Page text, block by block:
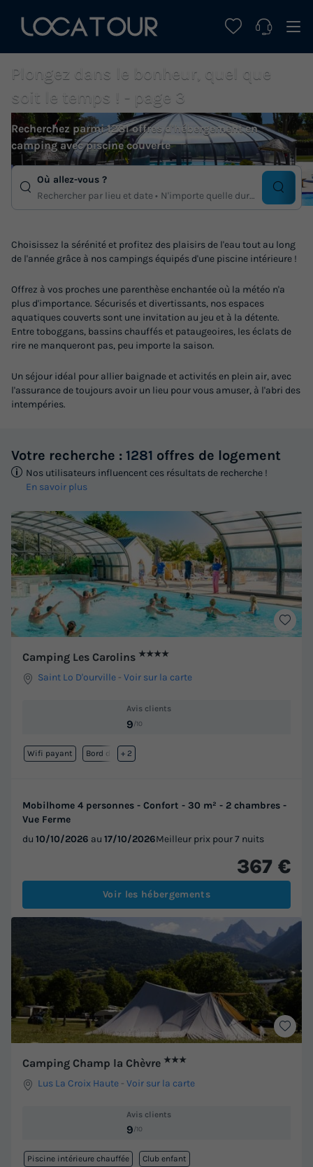
Plongez dans le bonheur, quel que
soit le temps ! - page 3
Recherchez parmi 1281 offres d'hébergement en
camping avec piscine couverte
Où allez-vous ?
Rechercher par lieu et date
N'importe quelle duree
Choisissez la sérénité et profitez des plaisirs de l'eau tout au long
de l'année grâce à nos campings équipés d'une piscine intérieure !
Offrez à vos proches une parenthèse enchantée où la météo n'a
plus d'importance. Sécurisés et divertissants, nos espaces
aquatiques couverts sont une invitation au jeu et à la détente.
Entre toboggans, bassins chauffés et pataugeoires, les éclats de
rire ne manqueront pas, peu importe la saison.
Un séjour idéal pour allier baignade et activités en plein air, avec
l'assurance de toujours avoir un lieu pour vous amuser, à l'abri des
intempéries.
Votre recherche : 1281 offres de logement
Nos utilisateurs influencent ces résultats de recherche !
En savoir plus
Camping Les Carolins ★★★★
Saint Lo D'ourville -Voir sur la carte
Avis clients
9/10
Wifi payant Bord de mer
+ 2
Mobilhome 4 personnes - Confort - 30 m² - 2 chambres -
Vue Ferme
du 10/10/2026 au 17/10/2026Meilleur prix pour 7 nuits
367 €
Voir les hébergements
Camping Champ la Chèvre ★★★
Lus La Croix Haute -Voir sur la carte
Avis clients
9/10
Piscine intérieure chauffée Club enfant